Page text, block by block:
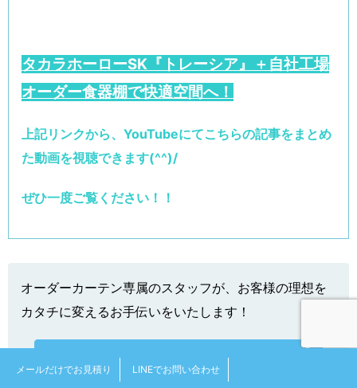
タカラホーローSK『トレーシア』＋自社工場
オーダー食器棚で快適空間へ！
上記リンクから、YouTubeにてこちらの記事をまとめ
た動画を視聴できます(^^)/
ぜひ一度ご覧ください！！
オーダーカーテン専属のスタッフが、お客様の理想を
カタチに変えるお手伝いをいたします！
札幌オーダーカーテン工房サイトはこちら
メールだけでお見積り LINEでお問い合わせ